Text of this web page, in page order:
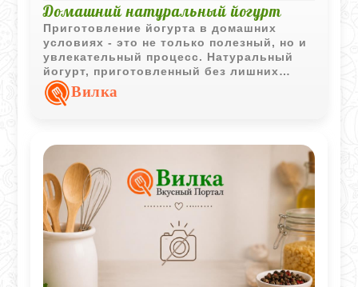
Домашний натуральный йогурт
Приготовление йогурта в домашних
условиях - это не только полезный, но и
увлекательный процесс. Натуральный
йогурт, приготовленный без лишних
добавок, обладает мягким вкусом и
полезными свойствами. Попробуйте
это просто и вкусно.
Вилка